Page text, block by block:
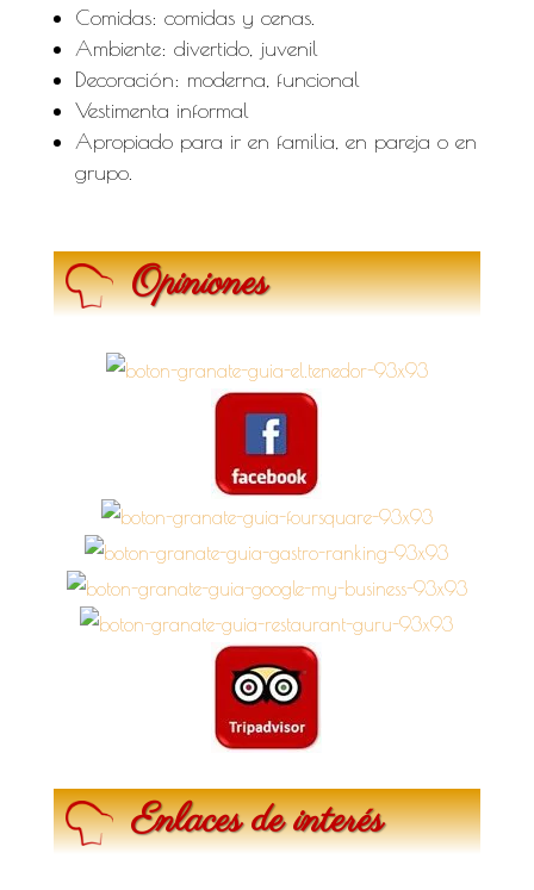
Comidas: comidas y cenas.
Ambiente: divertido, juvenil
Decoración: moderna, funcional
Vestimenta informal
Apropiado para ir en familia, en pareja o en
grupo.
Opiniones
Enlaces de interés